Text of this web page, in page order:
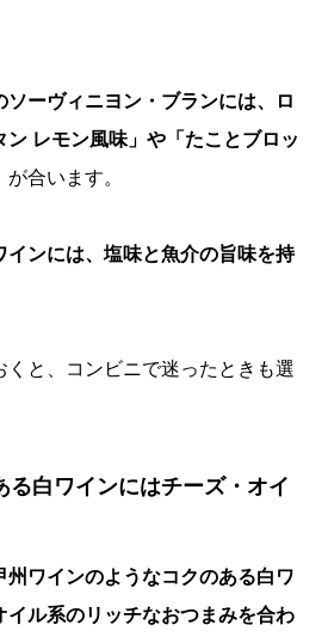
ソーヴィニヨン・ブランには、ロ
ン レモン風味」や「たことブロッ
が合います。
インには、塩味と魚介の旨味を持
くと、コンビニで迷ったときも選
白ワインにはチーズ・オイ
州ワインのようなコクのある白ワ
イル系のリッチなおつまみを合わ